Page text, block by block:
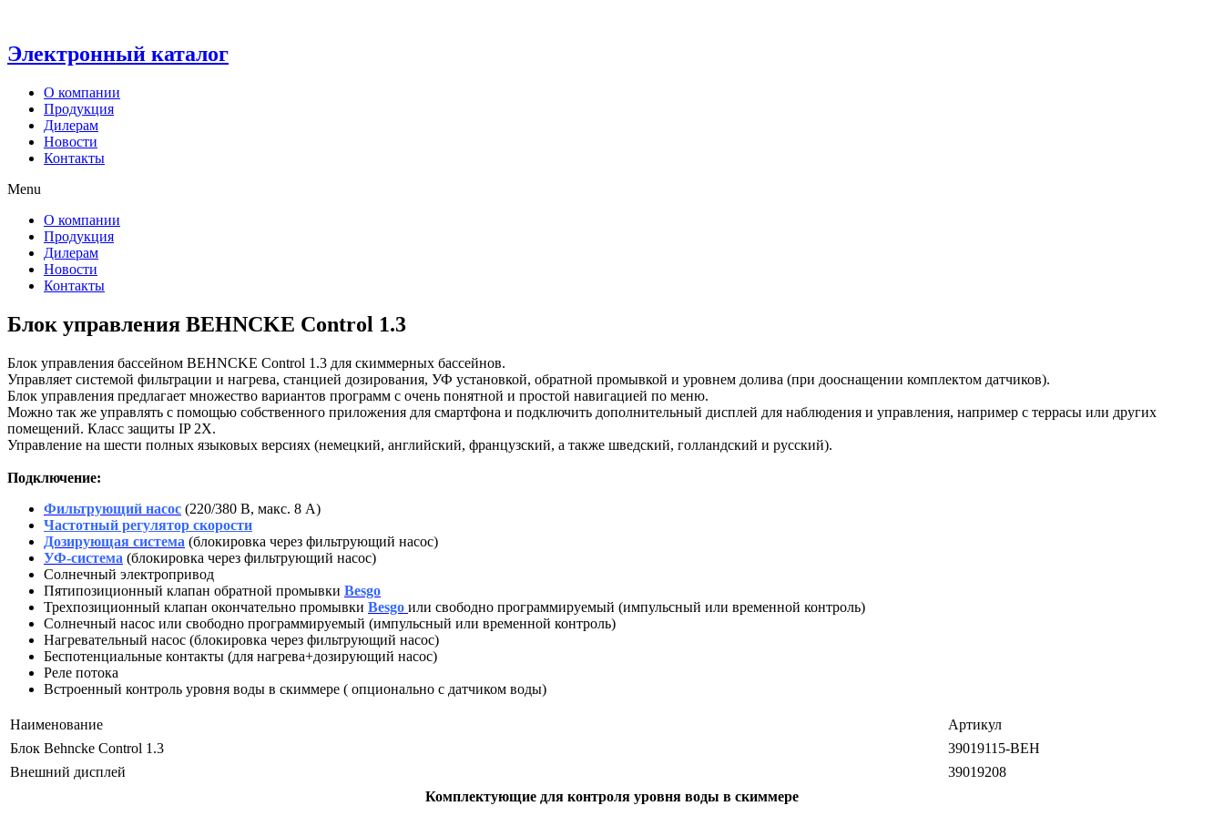
Электронный каталог
О компании
Продукция
Дилерам
Новости
Контакты
Menu
О компании
Продукция
Дилерам
Новости
Контакты
Блок управления BEHNCKE Control 1.3
Блок управления бассейном BEHNCKE Control 1.3 для скиммерных бассейнов.
Управляет системой фильтрации и нагрева, станцией дозирования, УФ установкой, обратной промывкой и уровнем долива (при дооснащении комплектом датчиков).
Блок управления предлагает множество вариантов программ с очень понятной и простой навигацией по меню.
Можно так же управлять с помощью собственного приложения для смартфона и подключить дополнительный дисплей для наблюдения и управления, например с террасы или других
помещений. Класс защиты IP 2X.
Управление на шести полных языковых версиях (немецкий, английский, французский, а также шведский, голландский и русский).
Подключение:
Фильтрующий насос (220/380 В, макс. 8 А)
Частотный регулятор скорости
Дозирующая система (блокировка через фильтрующий насос)
УФ-система (блокировка через фильтрующий насос)
Солнечный электропривод
Пятипозиционный клапан обратной промывки Besgo
Трехпозиционный клапан окончательно промывки Besgo или свободно программируемый (импульсный или временной контроль)
Солнечный насос или свободно программируемый (импульсный или временной контроль)
Нагревательный насос (блокировка через фильтрующий насос)
Беспотенциальные контакты (для нагрева+дозирующий насос)
Реле потока
Встроенный контроль уровня воды в скиммере ( опционально с датчиком воды)
Наименование
Артикул
Блок Behncke Control 1.3
39019115-BEH
Внешний дисплей
39019208
Комплектующие для контроля уровня воды в скиммере